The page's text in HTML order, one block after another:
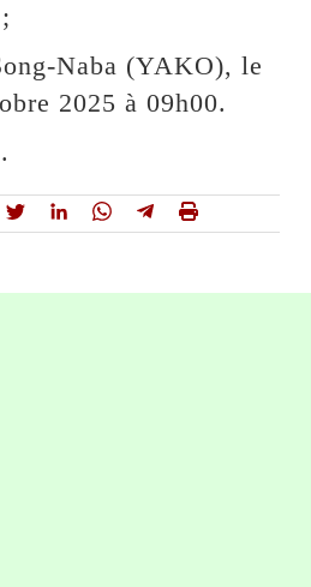
Naba (YAKO), le
2025 à 09h00.